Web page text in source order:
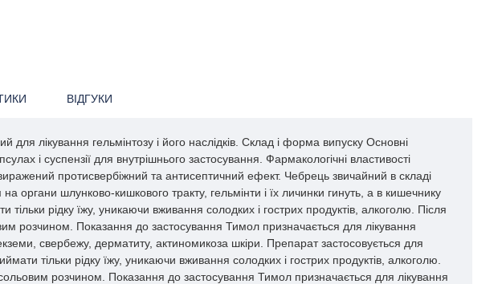
ВІДГУКИ
лікування гельмінтозу і його наслідків. Склад і форма випуску Основні
і суспензії для внутрішнього застосування. Фармакологічні властивості
протисвербіжний та антисептичний ефект. Чебрець звичайний в складі
органи шлунково-кишкового тракту, гельмінти і їх личинки гинуть, а в кишечнику
рідку їжу, уникаючи вживання солодких і гострих продуктів, алкоголю. Після
розчином. Показання до застосування Тимол призначається для лікування
свербежу, дерматиту, актиномикоза шкіри. Препарат застосовується для
тільки рідку їжу, уникаючи вживання солодких і гострих продуктів, алкоголю.
розчином. Показання до застосування Тимол призначається для лікування